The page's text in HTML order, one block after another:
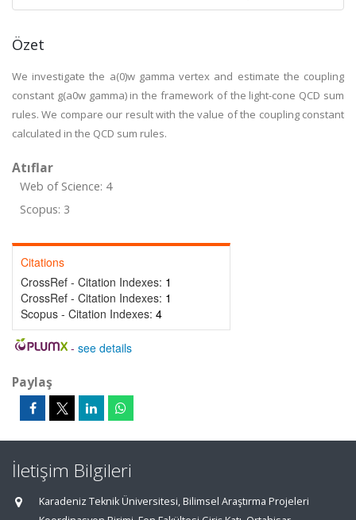
Özet
We investigate the a(0)w gamma vertex and estimate the coupling
constant g(a0w gamma) in the framework of the light-cone QCD sum
rules. We compare our result with the value of the coupling constant
calculated in the QCD sum rules.
Atıflar
Web of Science: 4
Scopus: 3
Citations
CrossRef - Citation Indexes: 1
CrossRef - Citation Indexes: 1
Scopus - Citation Indexes: 4
- see details
Paylaş
İletişim Bilgileri
Karadeniz Teknik Üniversitesi, Bilimsel Araştırma Projeleri